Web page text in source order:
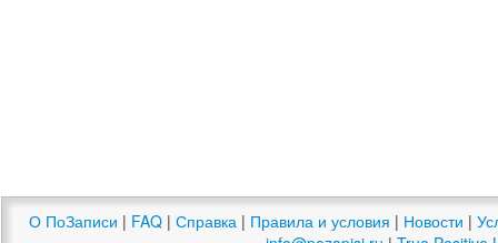
О ПоЗаписи | FAQ | Справка | Правила и условия | Новости |